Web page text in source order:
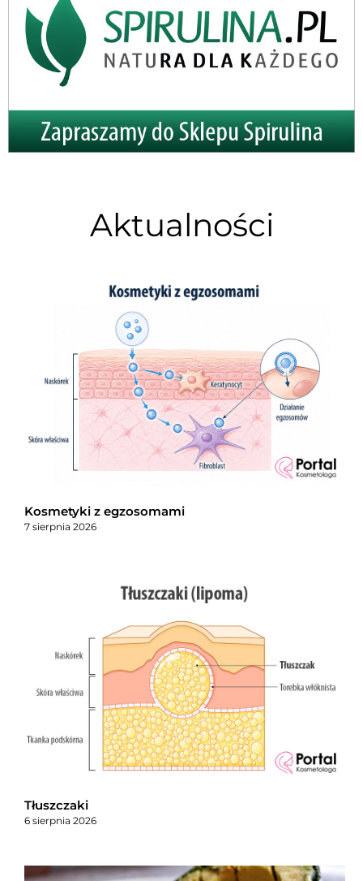
Aktualności
Kosmetyki z egzosomami
7 sierpnia 2026
Tłuszczaki
6 sierpnia 2026